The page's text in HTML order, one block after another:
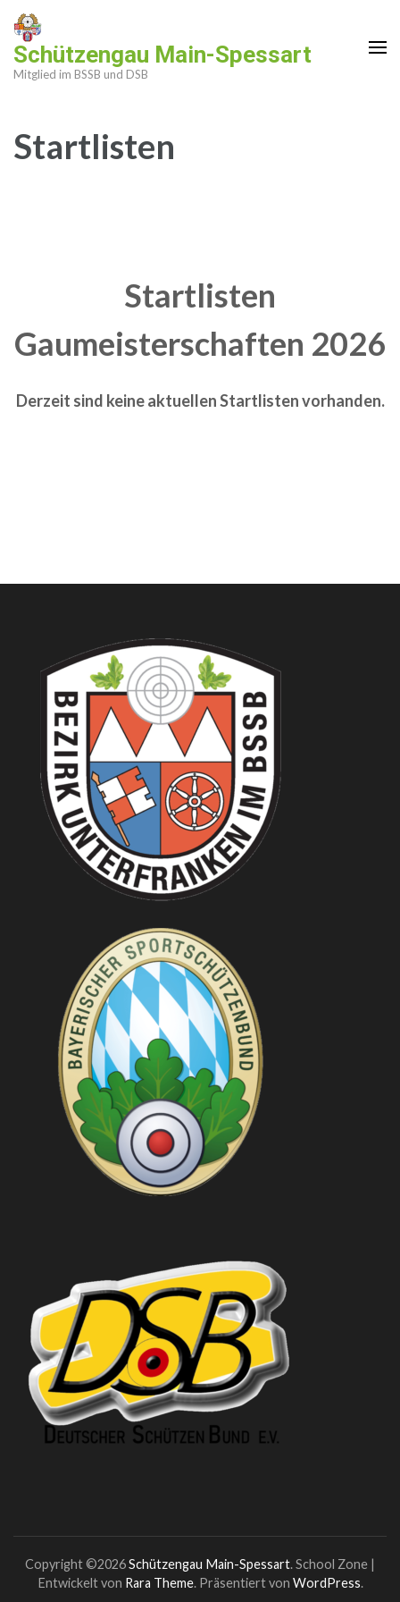
Zum
Inhalt
springen
(Enter
Schützengau Main-Spessart
Mitglied im BSSB und DSB
Startlisten
Startlisten
Gaumeisterschaften 2026
Derzeit sind keine aktuellen Startlisten vorhanden.
Copyright ©2026Schützengau Main-Spessart.School Zone |
Entwickelt von Rara Theme. Präsentiert von WordPress.